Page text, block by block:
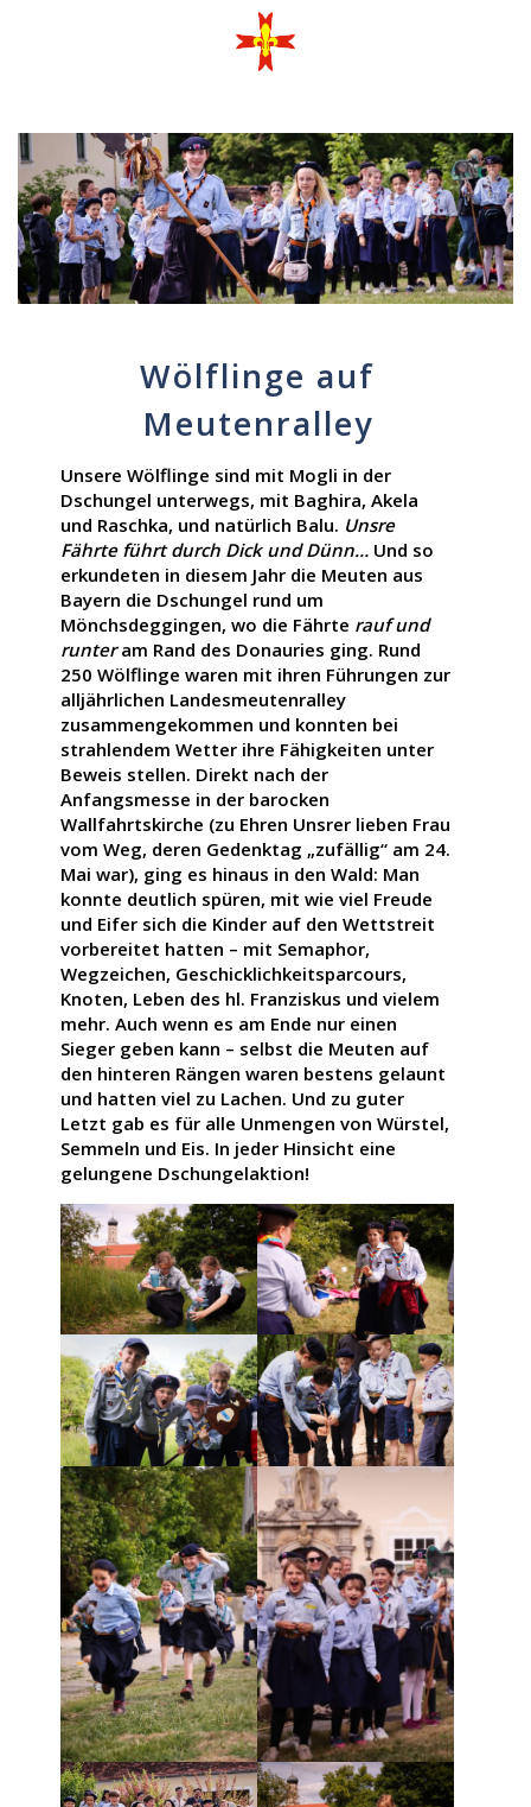
Wölflinge auf
Meutenralley
Unsere Wölflinge sind mit Mogli in der
Dschungel unterwegs, mit Baghira, Akela
und Raschka, und natürlich Balu. Unsre
Fährte führt durch Dick und Dünn… Und so
erkundeten in diesem Jahr die Meuten aus
Bayern die Dschungel rund um
Mönchsdeggingen, wo die Fährte rauf und
runteram Rand des Donauries ging. Rund
250 Wölflinge waren mit ihren Führungen zur
alljährlichen Landesmeutenralley
zusammengekommen und konnten bei
strahlendem Wetter ihre Fähigkeiten unter
Beweis stellen. Direkt nach der
Anfangsmesse in der barocken
Wallfahrtskirche (zu Ehren Unsrer lieben Frau
vom Weg, deren Gedenktag „zufällig“ am 24.
Mai war), ging es hinaus in den Wald: Man
konnte deutlich spüren, mit wie viel Freude
und Eifer sich die Kinder auf den Wettstreit
vorbereitet hatten – mit Semaphor,
Wegzeichen, Geschicklichkeitsparcours,
Knoten, Leben des hl. Franziskus und vielem
mehr. Auch wenn es am Ende nur einen
Sieger geben kann – selbst die Meuten auf
den hinteren Rängen waren bestens gelaunt
und hatten viel zu Lachen. Und zu guter
Letzt gab es für alle Unmengen von Würstel,
Semmeln und Eis. In jeder Hinsicht eine
gelungene Dschungelaktion!